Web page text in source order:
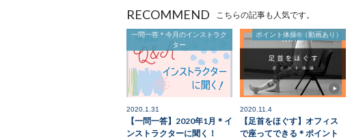
RECOMMEND こちらの記事も人気です。
一問一答＊今月のインストラク
ター
2020.1.31
【一問一答】2020年1月＊イ
ンストラクターに聞く！
ポイント体操®（動画あり）
2020.11.4
【足首をほぐす】オフィス
で座ってできる＊ポイント